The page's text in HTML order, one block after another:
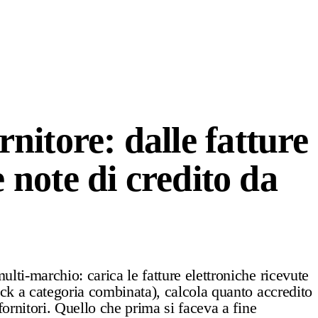
dalle fatture
note di credito da
marchio: carica le fatture elettroniche ricevute
a categoria combinata), calcola quanto accredito
Quello che prima si faceva a fine